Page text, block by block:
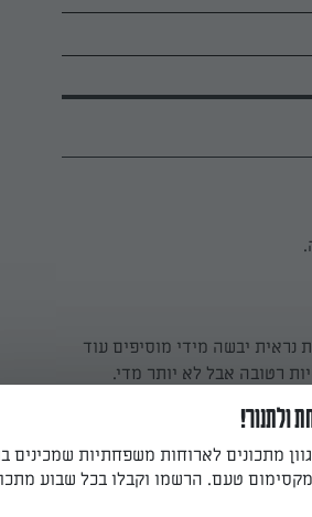
יבשה מידי מוסיפים עוד
רטובה אבל לא יותר מדי.
בידיים רטובות יוצרים תלוליות דקות על נייר אפייה, משטחים את התלוליות שתהיינה דקות (9 בכל
ולתנור!
מתכונים לארוחות משפחתיות שמכינים
טעם. הרשמו וקבלו בכל שבוע